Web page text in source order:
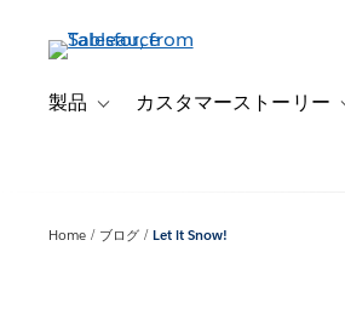
製品 Toggle sub-navigation for 製品
カスタマーストーリー
Home ブログ Let it Snow!